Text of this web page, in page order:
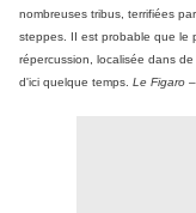
nombreuses tribus, terrifiées
steppes. II est probable que le
répercussion, localisée dans
d'ici quelque temps. Le Figaro